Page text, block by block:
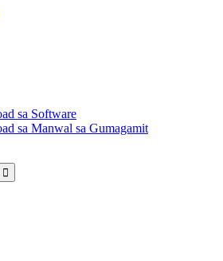
sa Software
sa Manwal sa Gumagamit